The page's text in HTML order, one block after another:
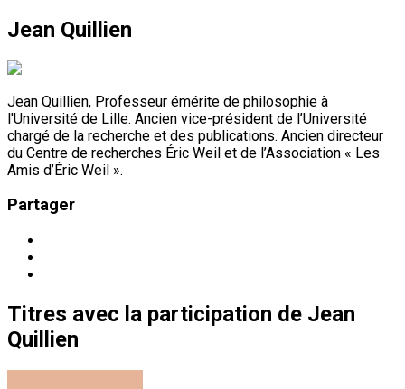
Jean Quillien
Jean Quillien, Professeur émérite de philosophie à
l'Université de Lille. Ancien vice-président de l’Université
chargé de la recherche et des publications. Ancien directeur
du Centre de recherches Éric Weil et de l’Association « Les
Amis d’Éric Weil ».
Partager
Titres avec la participation de Jean
Quillien